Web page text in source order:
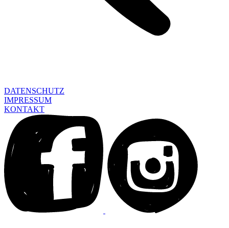
DATENSCHUTZ
IMPRESSUM
KONTAKT